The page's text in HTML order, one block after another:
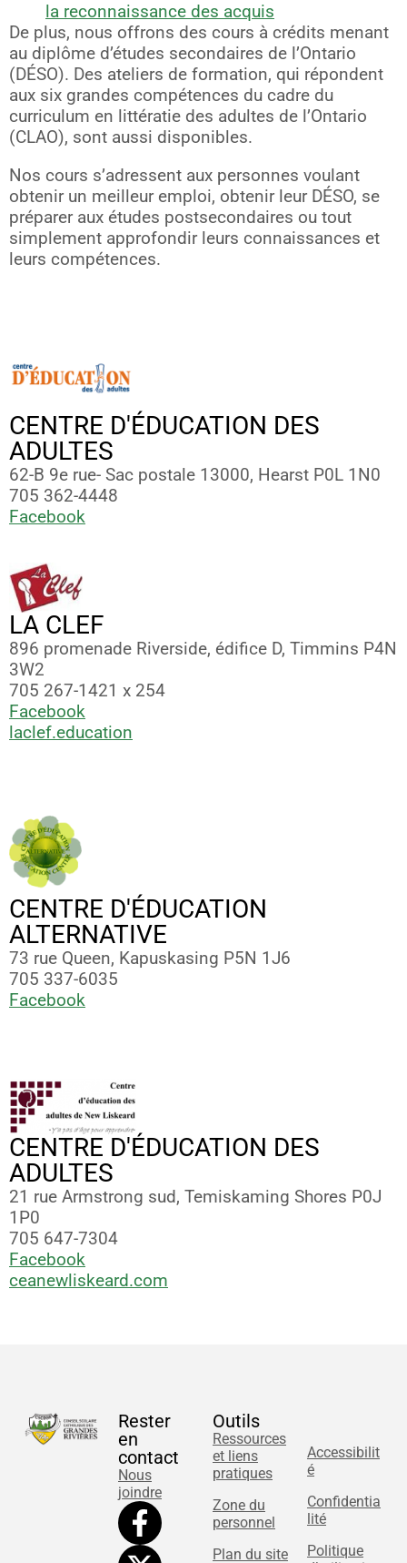
la reconnaissance des acquis
De plus, nous offrons des cours à crédits menant
au diplôme d’études secondaires de l’Ontario
(DÉSO). Des ateliers de formation, qui répondent
aux six grandes compétences du cadre du
curriculum en littératie des adultes de l’Ontario
(CLAO), sont aussi disponibles.
Nos cours s’adressent aux personnes voulant
obtenir un meilleur emploi, obtenir leur DÉSO, se
préparer aux études postsecondaires ou tout
simplement approfondir leurs connaissances et
leurs compétences.
CENTRE D'ÉDUCATION DES
ADULTES
62-B 9e rue- Sac postale 13000, Hearst P0L 1N0
705 362-4448
Facebook
LA CLEF
896 promenade Riverside, édifice D, Timmins P4N
3W2
705 267-1421 x 254
Facebook
laclef.education
CENTRE D'ÉDUCATION
ALTERNATIVE
73 rue Queen, Kapuskasing P5N 1J6
705 337-6035
Facebook
CENTRE D'ÉDUCATION DES
ADULTES
21 rue Armstrong sud, Temiskaming Shores P0J
1P0
705 647-7304
Facebook
ceanewliskeard.com
Rester
en
contact
Nous
joindre
Outils
Ressources
et liens
pratiques
Zone du
personnel
Plan du site
Accessibilit
é
Confidentia
lité
Politique